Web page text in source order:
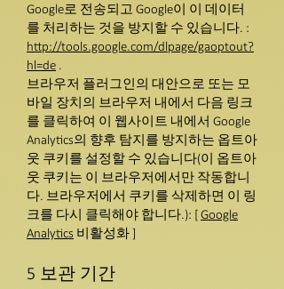
Google로 전송되고 Google이 이 데이터
를 처리하는 것을 방지할 수 있습니다. :
http://tools.google.com/dlpage/gaoptout?
hl=de .
브라우저 플러그인의 대안으로 또는 모
바일 장치의 브라우저 내에서 다음 링크
를 클릭하여 이 웹사이트 내에서 Google
Analytics의 향후 탐지를 방지하는 옵트아
웃 쿠키를 설정할 수 있습니다(이 옵트아
웃 쿠키는 이 브라우저에서만 작동합니
다. 브라우저에서 쿠키를 삭제하면 이 링
크를 다시 클릭해야 합니다.): [ Google
Analytics 비활성화 ]
5 보관 기간